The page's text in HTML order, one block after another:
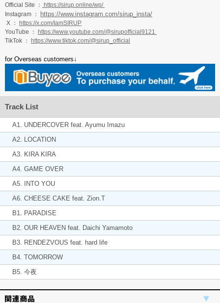
Official Site ： https://sirup.online/wp/
Instagram ： https://www.instagram.com/sirup_insta/
X ： https://x.com/IamSIRUP
YouTube ： https://www.youtube.com/@sirupofficial9121
TikTok ： https://www.tiktok.com/@sirup_official
for Overseas customers↓
Track List
A1. UNDERCOVER feat. Ayumu Imazu
A2. LOCATION
A3. KIRA KIRA
A4. GAME OVER
A5. INTO YOU
A6. CHEESE CAKE feat. Zion.T
B1. PARADISE
B2. OUR HEAVEN feat. Daichi Yamamoto
B3. RENDEZVOUS feat. hard life
B4. TOMORROW
B5. 今夜